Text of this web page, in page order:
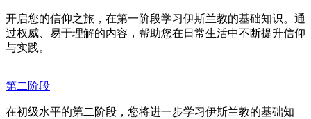
开启您的信仰之旅，在第一阶段学习伊斯兰教的基础知识。通
过权威、易于理解的内容，帮助您在日常生活中不断提升信仰
与实践。
第二阶段
在初级水平的第二阶段，您将进一步学习伊斯兰教的基础知